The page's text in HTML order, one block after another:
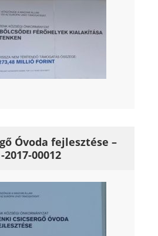
Óvoda fejlesztése –
2017-00012